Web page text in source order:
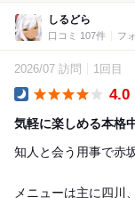
しるどら
口コミ 107件 フ
2026/07 訪問 1回目
4.0
気軽に楽しめる本格
知人と会う用事で赤
メニューは主に四川